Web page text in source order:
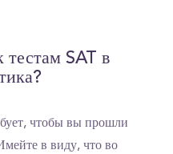
тестам SAT в
чтобы вы прошли
в виду, что во